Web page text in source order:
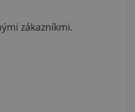
zákazníkmi.